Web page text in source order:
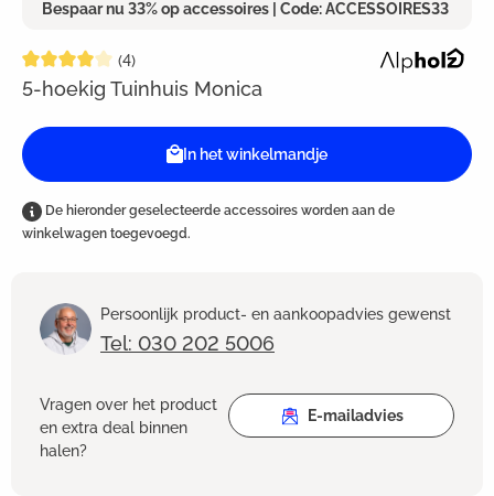
Bespaar nu 33% op accessoires | Code: ACCESSOIRES33
Gemiddelde waardering van 4 van 5 sterren
(4)
5-hoekig Tuinhuis Monica
In het winkelmandje
De hieronder geselecteerde accessoires worden aan de
winkelwagen toegevoegd.
Persoonlijk product- en aankoopadvies gewenst
Tel: 030 202 5006
Vragen over het product
en extra deal binnen
halen?
E-mailadvies